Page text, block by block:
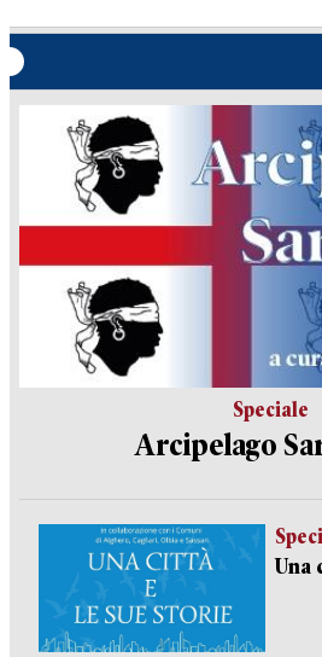
Speciale
Arcipelago
Una